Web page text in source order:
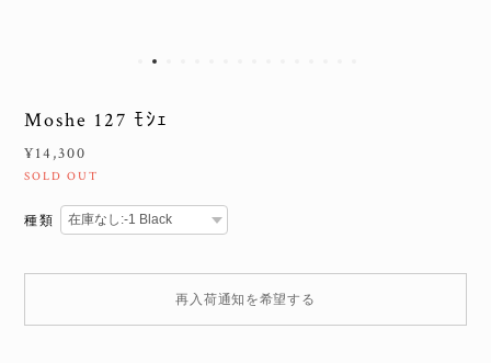
Moshe 127 ﾓｼｪ
¥14,300
SOLD OUT
種類
再入荷通知を希望する